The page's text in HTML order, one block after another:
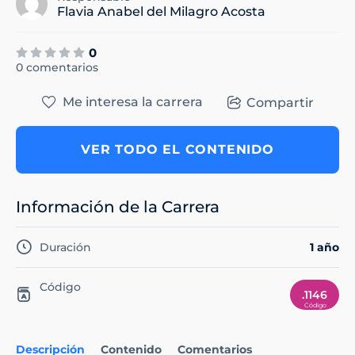
Flavia Anabel del Milagro Acosta
0
0 comentarios
Descripción Contenido Comentarios
Me interesa la carrera Compartir
VER TODO EL CONTENIDO
Información de la Carrera
Duración 1 año
Código
.1146